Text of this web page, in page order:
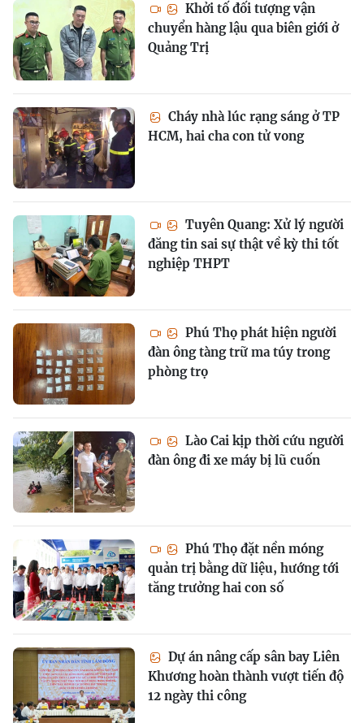
Khởi tố đối tượng vận
chuyển hàng lậu qua biên giới ở
Quảng Trị
Cháy nhà lúc rạng sáng ở TP
HCM, hai cha con tử vong
Tuyên Quang: Xử lý người
đăng tin sai sự thật về kỳ thi tốt
nghiệp THPT
Phú Thọ phát hiện người
đàn ông tàng trữ ma túy trong
phòng trọ
Lào Cai kịp thời cứu người
đàn ông đi xe máy bị lũ cuốn
Phú Thọ đặt nền móng
quản trị bằng dữ liệu, hướng tới
tăng trưởng hai con số
Dự án nâng cấp sân bay Liên
Khương hoàn thành vượt tiến độ
12 ngày thi công